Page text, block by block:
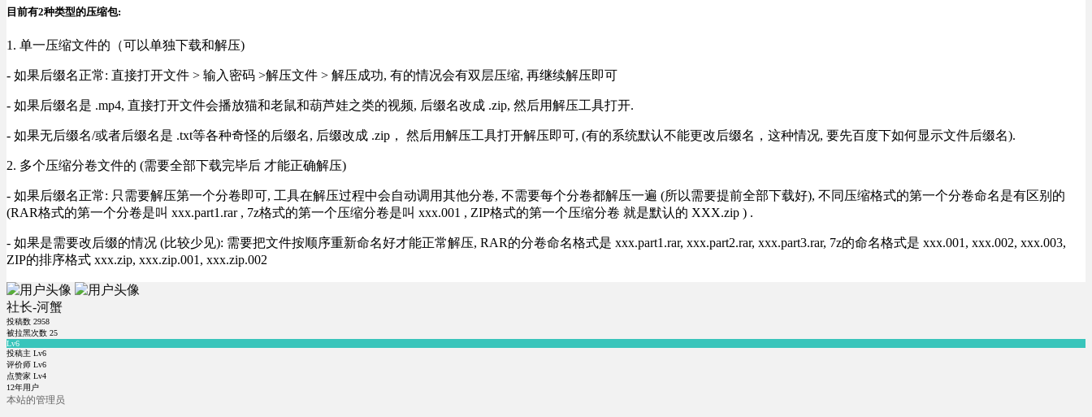
目前有2种类型的压缩包:
1. 单一压缩文件的（可以单独下载和解压)
- 如果后缀名正常: 直接打开文件 > 输入密码 >解压文件 > 解压成功, 有的情况会有双层压缩, 再继续解压即可
- 如果后缀名是 .mp4, 直接打开文件会播放猫和老鼠和葫芦娃之类的视频, 后缀名改成 .zip, 然后用解压工具打开.
- 如果无后缀名/或者后缀名是 .txt等各种奇怪的后缀名, 后缀改成 .zip， 然后用解压工具打开解压即可, (有的系统默认不能更改后缀名，这种情况, 要先百度下如何显示文件后缀名).
2. 多个压缩分卷文件的 (需要全部下载完毕后 才能正确解压)
- 如果后缀名正常: 只需要解压第一个分卷即可, 工具在解压过程中会自动调用其他分卷, 不需要每个分卷都解压一遍 (所以需要提前全部下载好), 不同压缩格式的第一个分卷命名是有区别的
(RAR格式的第一个分卷是叫 xxx.part1.rar , 7z格式的第一个压缩分卷是叫 xxx.001 , ZIP格式的第一个压缩分卷 就是默认的 XXX.zip ) .
- 如果是需要改后缀的情况 (比较少见): 需要把文件按顺序重新命名好才能正常解压, RAR的分卷命名格式是 xxx.part1.rar, xxx.part2.rar, xxx.part3.rar, 7z的命名格式是 xxx.001, xxx.002, xxx.003,
ZIP的排序格式 xxx.zip, xxx.zip.001, xxx.zip.002
社长-河蟹
投稿数 2958
被拉黑次数 25
Lv6
投稿主 Lv6
评价师 Lv6
点赞家 Lv4
12年用户
本站的管理员